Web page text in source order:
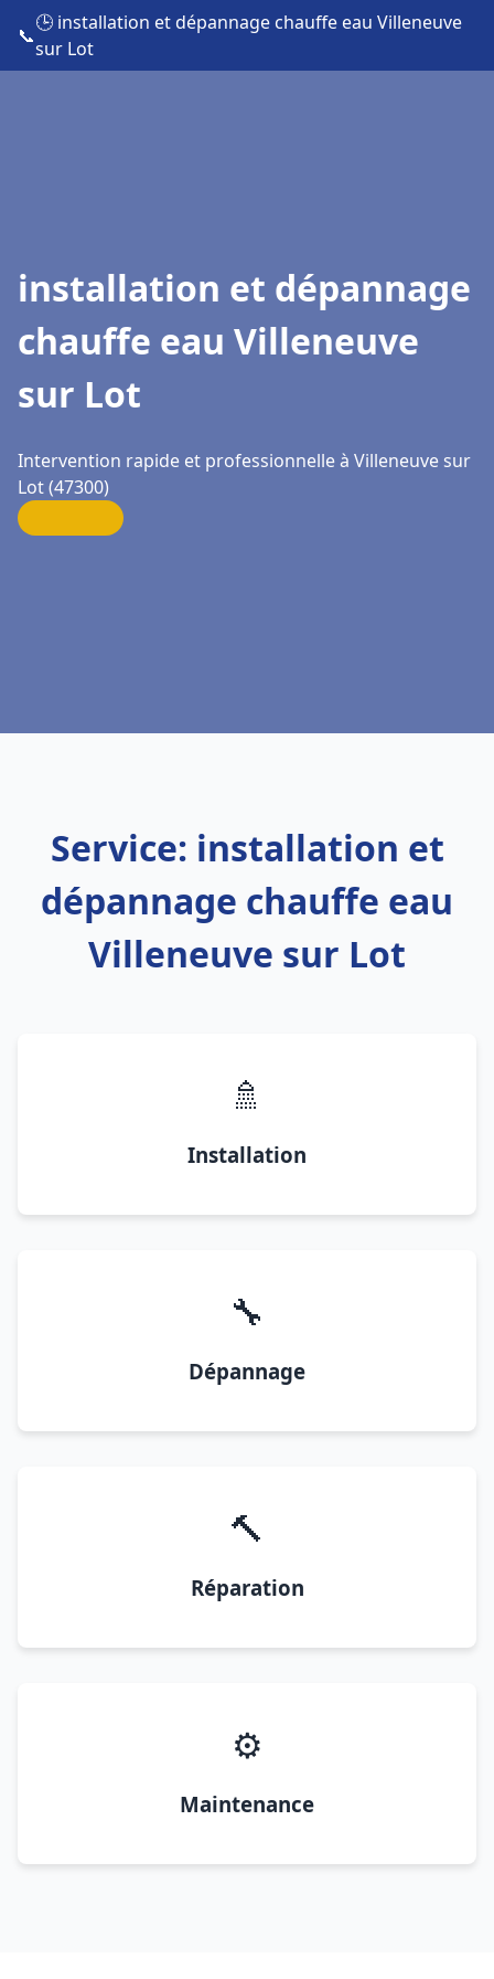
📞
🕒 installation et dépannage chauffe eau Villeneuve
sur Lot
installation et dépannage
chauffe eau Villeneuve
sur Lot
Intervention rapide et professionnelle à Villeneuve sur
Lot (47300)
Service: installation et
dépannage chauffe eau
Villeneuve sur Lot
🚿
Installation
🔧
Dépannage
🔨
Réparation
⚙️
Maintenance